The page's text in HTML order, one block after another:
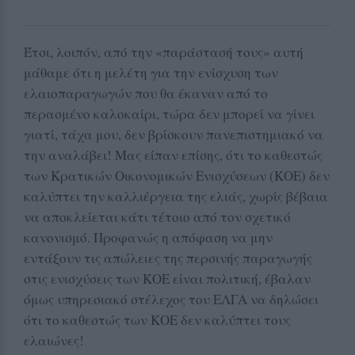
Έτσι, λοιπόν, από την «παράστασή τους» αυτή
μάθαμε ότι η μελέτη για την ενίσχυση των
ελαιοπαραγωγών που θα έκαναν από το
περασμένο καλοκαίρι, τώρα δεν μπορεί να γίνει
γιατί, τάχα μου, δεν βρίσκουν πανεπιστημιακό να
την αναλάβει! Μας είπαν επίσης, ότι το καθεστώς
των Κρατικών Οικονομικών Ενισχύσεων (ΚΟΕ) δεν
καλύπτει την καλλιέργεια της ελιάς, χωρίς βέβαια
να αποκλείεται κάτι τέτοιο από τον σχετικό
κανονισμό. Προφανώς η απόφαση να μην
εντάξουν τις απώλειες της περσινής παραγωγής
στις ενισχύσεις των ΚΟΕ είναι πολιτική, έβαλαν
όμως υπηρεσιακό στέλεχος του ΕΛΓΑ να δηλώσει
ότι το καθεστώς των ΚΟΕ δεν καλύπτει τους
ελαιώνες!